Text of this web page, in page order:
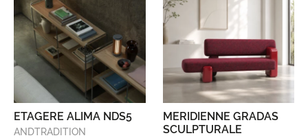
ETAGERE ALIMA NDS5
ANDTRADITION
MERIDIENNE GRADAS
SCULPTURALE